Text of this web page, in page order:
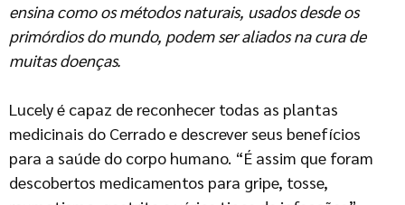
ensina como os métodos naturais, usados desde os
primórdios do mundo, podem ser aliados na cura de
muitas doenças.
Lucely é capaz de reconhecer todas as plantas
medicinais do Cerrado e descrever seus benefícios
para a saúde do corpo humano. “É assim que foram
descobertos medicamentos para gripe, tosse,